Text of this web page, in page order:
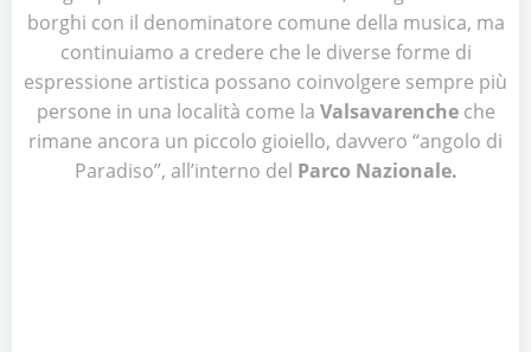
borghi con il denominatore comune della musica, ma
continuiamo a credere che le diverse forme di
espressione artistica possano coinvolgere sempre più
persone in una località come la Valsavarencheche
rimane ancora un piccolo gioiello, davvero “angolo di
Paradiso”, all’interno del Parco Nazionale.